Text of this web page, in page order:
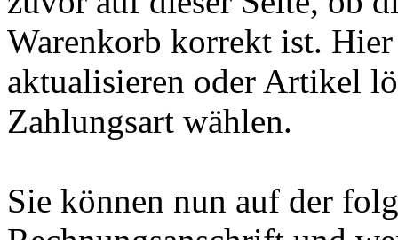
Warenkorb korrekt ist.
aktualisieren oder Artikel
Zahlungsart wählen.
Sie können nun auf der